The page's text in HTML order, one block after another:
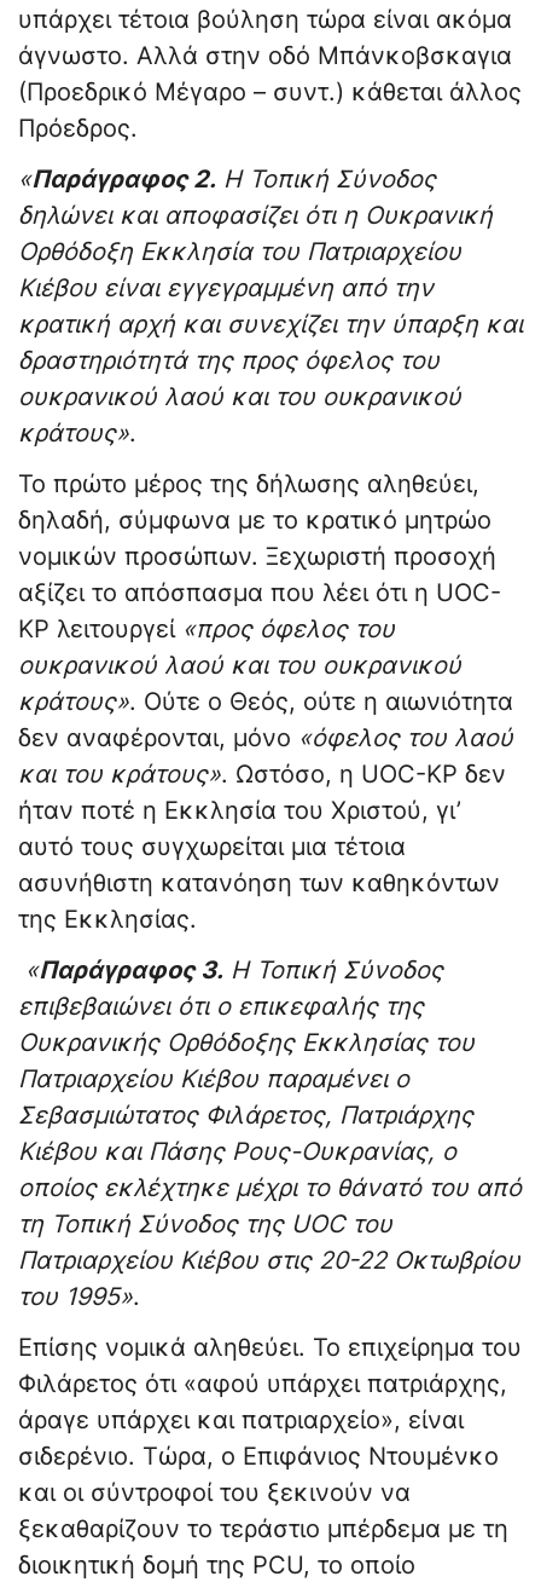
υπάρχει τέτοια βούληση τώρα είναι ακόμα
άγνωστο. Αλλά στην οδό Μπάνκοβσκαγια
(Προεδρικό Μέγαρο – συντ.) κάθεται άλλος
Πρόεδρος.
«Παράγραφος 2. Η Τοπική Σύνοδος
δηλώνει και αποφασίζει ότι η Ουκρανική
Ορθόδοξη Εκκλησία του Πατριαρχείου
Κιέβου είναι εγγεγραμμένη από την
κρατική αρχή και συνεχίζει την ύπαρξη και
δραστηριότητά της προς όφελος του
ουκρανικού λαού και του ουκρανικού
κράτους».
Το πρώτο μέρος της δήλωσης αληθεύει,
δηλαδή, σύμφωνα με το κρατικό μητρώο
νομικών προσώπων. Ξεχωριστή προσοχή
αξίζει το απόσπασμα που λέει ότι η UOC-
KP λειτουργεί «προς όφελος του
ουκρανικού λαού και του ουκρανικού
κράτους». Ούτε ο Θεός, ούτε η αιωνιότητα
δεν αναφέρονται, μόνο «όφελος του λαού
και του κράτους». Ωστόσο, η UOC-KP δεν
ήταν ποτέ η Εκκλησία του Χριστού, γι’
αυτό τους συγχωρείται μια τέτοια
ασυνήθιστη κατανόηση των καθηκόντων
της Εκκλησίας.
«Παράγραφος 3. Η Τοπική Σύνοδος
επιβεβαιώνει ότι ο επικεφαλής της
Ουκρανικής Ορθόδοξης Εκκλησίας του
Πατριαρχείου Κιέβου παραμένει ο
Σεβασμιώτατος Φιλάρετος, Πατριάρχης
Κιέβου και Πάσης Ρους-Ουκρανίας, ο
οποίος εκλέχτηκε μέχρι το θάνατό του από
τη Τοπική Σύνοδος της UOC του
Πατριαρχείου Κιέβου στις 20-22 Οκτωβρίου
του 1995».
Επίσης νομικά αληθεύει. Το επιχείρημα του
Φιλάρετος ότι «αφού υπάρχει πατριάρχης,
άραγε υπάρχει και πατριαρχείο», είναι
σιδερένιο. Τώρα, ο Επιφάνιος Ντουμένκο
και οι σύντροφοί του ξεκινούν να
ξεκαθαρίζουν το τεράστιο μπέρδεμα με τη
διοικητική δομή της PCU, το οποίο